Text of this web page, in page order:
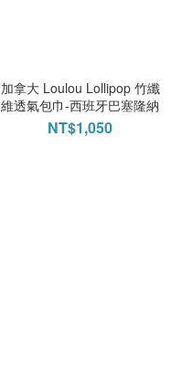
加拿大 Loulou Lollipop 竹纖
維透氣包巾-西班牙巴塞隆納
NT$1,050